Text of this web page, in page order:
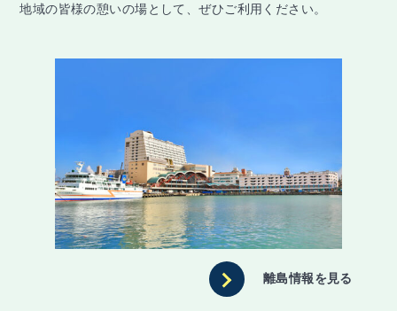
地域の皆様の憩いの場として、ぜひご利用ください。
離島情報を見る